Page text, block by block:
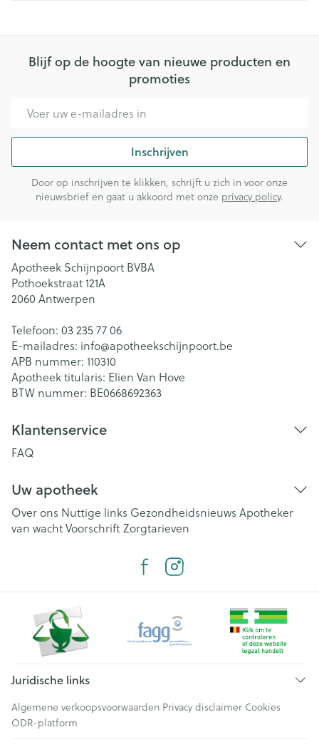
Blijf op de hoogte van nieuwe producten en
promoties
Inschrijven
Door op inschrijven te klikken, schrijft u zich in voor onze
nieuwsbrief en gaat u akkoord met onze privacy policy.
Neem contact met ons op
Apotheek Schijnpoort BVBA
Pothoekstraat 121A
2060 Antwerpen
Telefoon: 03 235 77 06
E-mailadres: info@apotheekschijnpoort.be
APB nummer: 110310
Apotheek titularis: Elien Van Hove
BTW nummer: BE0668692363
Klantenservice
FAQ
Uw apotheek
Over ons Nuttige links Gezondheidsnieuws Apotheker
van wachtVoorschriftZorgtarieven
Juridische links
Algemene verkoopsvoorwaarden Privacy disclaimer Cookies
ODR-platform